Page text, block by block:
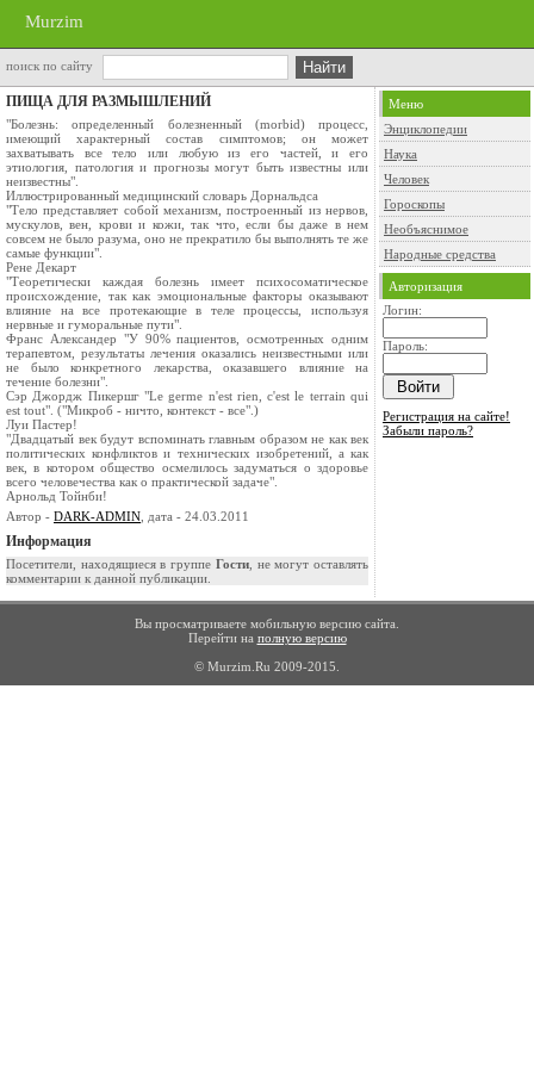
Murzim
поиск по сайту
ПИЩА ДЛЯ РАЗМЫШЛЕНИЙ
"Болезнь: определенный болезненный (morbid) процесс,
имеющий характерный состав симптомов; он может
захватывать все тело или любую из его частей, и его
этиология, патология и прогнозы могут быть известны или
неизвестны".
Иллюстрированный медицинский словарь Дорнальдса
"Тело представляет собой механизм, построенный из нервов,
мускулов, вен, крови и кожи, так что, если бы даже в нем
совсем не было разума, оно не прекратило бы выполнять те же
самые функции".
Рене Декарт
"Теоретически каждая болезнь имеет психосоматическое
происхождение, так как эмоциональные факторы оказывают
влияние на все протекающие в теле процессы, используя
нервные и гуморальные пути".
Франс Александер "У 90% пациентов, осмотренных одним
терапевтом, результаты лечения оказались неизвестными или
не было конкретного лекарства, оказавшего влияние на
течение болезни".
Сэр Джордж Пикершг "Le germe n'est rien, c'est le terrain qui
est tout". ("Микроб - ничто, контекст - все".)
Луи Пастер!
"Двадцатый век будут вспоминать главным образом не как век
политических конфликтов и технических изобретений, а как
век, в котором общество осмелилось задуматься о здоровье
всего человечества как о практической задаче".
Арнольд Тойнби!
Автор - DARK-ADMIN , дата - 24.03.2011
Информация
Посетители, находящиеся в группе Гости, не могут оставлять
комментарии к данной публикации.
Меню
Энциклопедии
Наука
Человек
Гороскопы
Необъяснимое
Народные средства
Авторизация
Логин:
Пароль:
Регистрация на сайте!
Забыли пароль?
Вы просматриваете мобильную версию сайта.
Перейти на полную версию
© Murzim.Ru 2009-2015.